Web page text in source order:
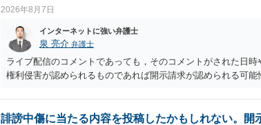
2026年8月7日
インターネットに強い弁護士
泉 亮介 弁護士
ライブ配信のコメントであっても，そのコメントがされた日時
権利侵害が認められるものであれば開示請求が認められる可能
誹謗中傷に当たる内容を投稿したかもしれない。開